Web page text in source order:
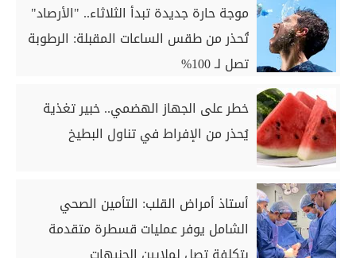
موجة حارة جديدة تبدأ الثلاثاء.. "الأرصاد"
تُحذر من طقس الساعات المقبلة: الرطوبة
تصل لـ 100%
خطر على الجهاز الهضمي.. خبير تغذية
يُحذر من الإفراط في تناول البطيخ
‎أستاذ أمراض القلب: التأمين الصحي
الشامل يوفر عمليات قسطرة متقدمة